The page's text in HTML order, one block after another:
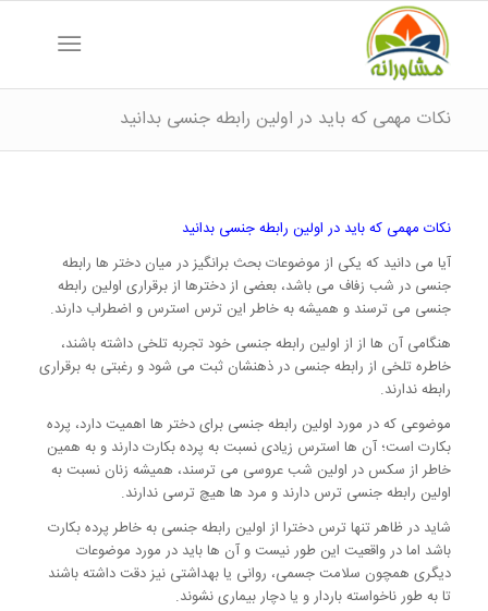
نکات مهمی که باید در اولین رابطه جنسی بدانید
نکات مهمی که باید در اولین رابطه جنسی بدانید
آیا می دانید که یکی از موضوعات بحث برانگیز در میان دختر ها رابطه
جنسی در شب زفاف می باشد، بعضی از دخترها از برقراری اولین رابطه
جنسی می ترسند و همیشه به خاطر این ترس استرس و اضطراب دارند.
هنگامی آن ها از از اولین رابطه جنسی خود تجربه تلخی داشته باشند،
خاطره تلخی از رابطه جنسی در ذهنشان ثبت می شود و رغبتی به برقراری
رابطه ندارند.
موضوعی که در مورد اولین رابطه جنسی برای دختر ها اهمیت دارد، پرده
بکارت است؛ آن ها استرس زیادی نسبت به پرده بکارت دارند و به همین
خاطر از سکس در اولین شب عروسی می ترسند، همیشه زنان نسبت به
اولین رابطه جنسی ترس دارند و مرد ها هیچ ترسی ندارند.
شاید در ظاهر تنها ترس دخترا از اولین رابطه جنسی به خاطر پرده بکارت
باشد اما در واقعیت این طور نیست و آن ها باید در مورد موضوعات
دیگری همچون سلامت جسمی، روانی یا بهداشتی نیز دقت داشته باشند
تا به طور ناخواسته باردار و یا دچار بیماری نشوند.